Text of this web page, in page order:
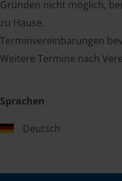
Gründen nicht möglich,
zu Hause.
Terminvereinbarungen
Weitere Termine nach
Sprachen
Deutsch